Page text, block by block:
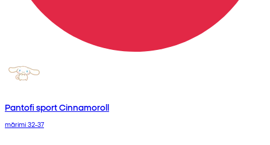
Pantofi sport Cinnamoroll
mărimi 32-37